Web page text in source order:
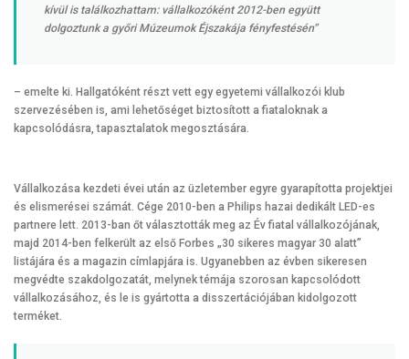
kívül is találkozhattam: vállalkozóként 2012-ben együtt
dolgoztunk a győri Múzeumok Éjszakája fényfestésén”
– emelte ki. Hallgatóként részt vett egy egyetemi vállalkozói klub
szervezésében is, ami lehetőséget biztosított a fiataloknak a
kapcsolódásra, tapasztalatok megosztására.
Vállalkozása kezdeti évei után az üzletember egyre gyarapította projektjei
és elismerései számát. Cége 2010-ben a Philips hazai dedikált LED-es
partnere lett. 2013-ban őt választották meg az Év fiatal vállalkozójának,
majd 2014-ben felkerült az első Forbes „30 sikeres magyar 30 alatt”
listájára és a magazin címlapjára is. Ugyanebben az évben sikeresen
megvédte szakdolgozatát, melynek témája szorosan kapcsolódott
vállalkozásához, és le is gyártotta a disszertációjában kidolgozott
terméket.